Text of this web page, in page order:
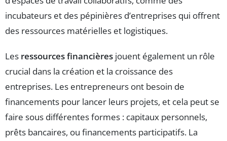
incubateurs et des pépinières d’entreprises qui offrent
des ressources matérielles et logistiques.
Les ressources financières jouent également un rôle
crucial dans la création et la croissance des
entreprises. Les entrepreneurs ont besoin de
financements pour lancer leurs projets, et cela peut se
faire sous différentes formes : capitaux personnels,
prêts bancaires, ou financements participatifs. La